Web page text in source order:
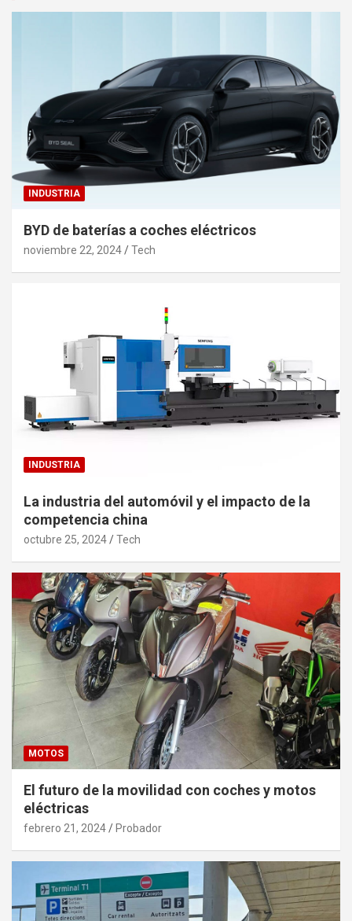
INDUSTRIA
BYD de baterías a coches eléctricos
noviembre 22, 2024 Tech
INDUSTRIA
La industria del automóvil y el impacto de la
competencia china
octubre 25, 2024 Tech
MOTOS
El futuro de la movilidad con coches y motos
eléctricas
febrero 21, 2024 Probador